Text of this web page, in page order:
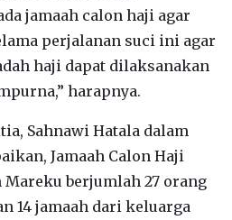
jamaah calon haji agar
perjalanan suci ini agar
haji dapat dilaksanakan
harapnya.
Sahnawi Hatala dalam
Jamaah Calon Haji
berjumlah 27 orang
14 jamaah dari keluarga